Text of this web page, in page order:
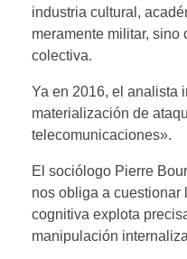
industria cultural,
meramente militar,
colectiva.
Ya en 2016, el analista
materialización de
telecomunicaciones».
El sociólogo Pierre
nos obliga a cuestionar
cognitiva explota
manipulación